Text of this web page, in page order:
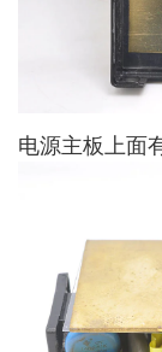
电源主板上面